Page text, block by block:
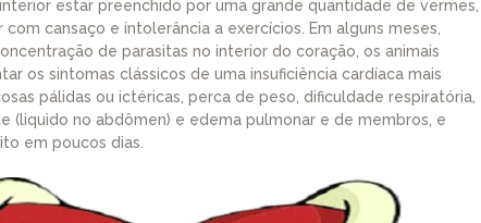
estar preenchido por uma grande quantidade de vermes,
cansaço e intolerância a exercícios. Em alguns meses,
de parasitas no interior do coração, os animais
os sintomas clássicos de uma insuficiência cardíaca mais
pálidas ou ictéricas, perca de peso, dificuldade respiratória,
(liquido no abdômen) e edema pulmonar e de membros, e
em poucos dias.